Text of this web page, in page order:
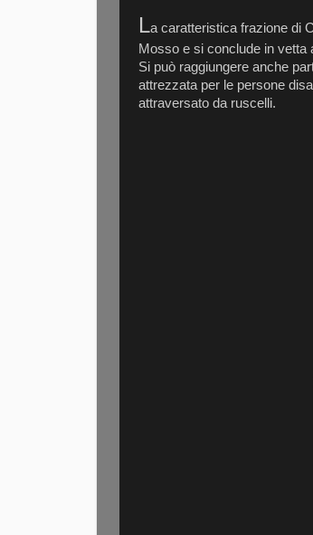
La caratteristica frazione di
Mosso e si conclude in vetta
Si può raggiungere anche
attrezzata per le persone
attraversato da ruscelli.